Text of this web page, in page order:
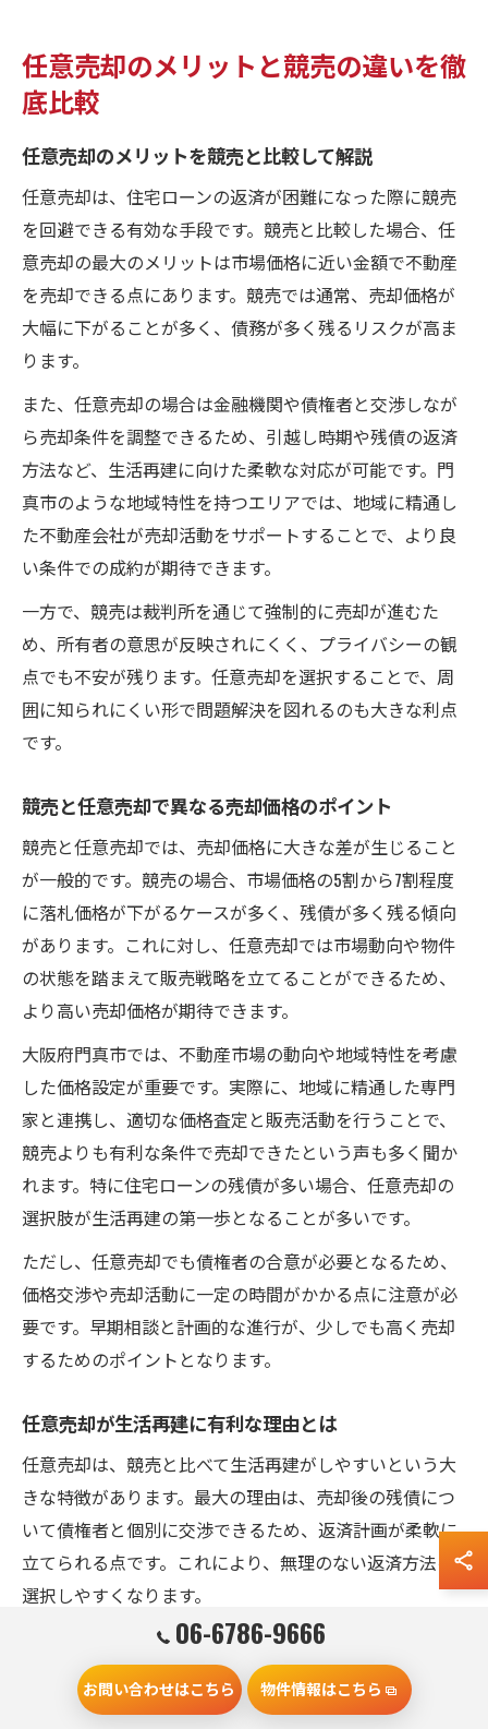
任意売却のメリットと競売の違いを徹
底比較
任意売却のメリットを競売と比較して解説
任意売却は、住宅ローンの返済が困難になった際に競売
を回避できる有効な手段です。競売と比較した場合、任
意売却の最大のメリットは市場価格に近い金額で不動産
を売却できる点にあります。競売では通常、売却価格が
大幅に下がることが多く、債務が多く残るリスクが高ま
ります。
また、任意売却の場合は金融機関や債権者と交渉しなが
ら売却条件を調整できるため、引越し時期や残債の返済
方法など、生活再建に向けた柔軟な対応が可能です。門
真市のような地域特性を持つエリアでは、地域に精通し
た不動産会社が売却活動をサポートすることで、より良
い条件での成約が期待できます。
一方で、競売は裁判所を通じて強制的に売却が進むた
め、所有者の意思が反映されにくく、プライバシーの観
点でも不安が残ります。任意売却を選択することで、周
囲に知られにくい形で問題解決を図れるのも大きな利点
です。
競売と任意売却で異なる売却価格のポイント
競売と任意売却では、売却価格に大きな差が生じること
が一般的です。競売の場合、市場価格の5割から7割程度
に落札価格が下がるケースが多く、残債が多く残る傾向
があります。これに対し、任意売却では市場動向や物件
の状態を踏まえて販売戦略を立てることができるため、
より高い売却価格が期待できます。
大阪府門真市では、不動産市場の動向や地域特性を考慮
した価格設定が重要です。実際に、地域に精通した専門
家と連携し、適切な価格査定と販売活動を行うことで、
競売よりも有利な条件で売却できたという声も多く聞か
れます。特に住宅ローンの残債が多い場合、任意売却の
選択肢が生活再建の第一歩となることが多いです。
ただし、任意売却でも債権者の合意が必要となるため、
価格交渉や売却活動に一定の時間がかかる点に注意が必
要です。早期相談と計画的な進行が、少しでも高く売却
するためのポイントとなります。
任意売却が生活再建に有利な理由とは
任意売却は、競売と比べて生活再建がしやすいという大
きな特徴があります。最大の理由は、売却後の残債につ
いて債権者と個別に交渉できるため、返済計画が柔軟に
立てられる点です。これにより、無理のない返済方法を
選択しやすくなります。
また、任意売却の場合は引越し費用の一部負担や、リー
スバックといった住み続けるための選択肢も検討可能で
す。門真市で実際に任意売却を経験した方の中には、早
06-6786-9666
お問い合わせはこちら 物件情報はこちら